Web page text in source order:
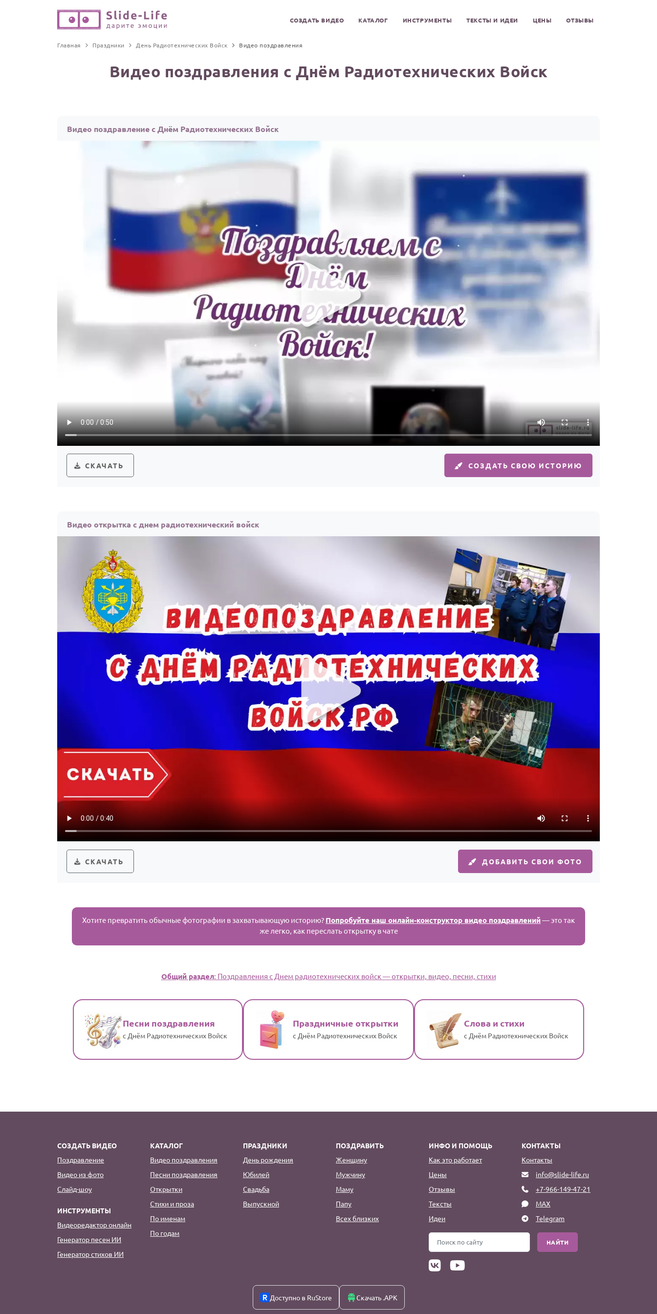
СОЗДАТЬ ВИДЕО КАТАЛОГ ИНСТРУМЕНТЫ ТЕКСТЫ И ИДЕИ ЦЕНЫ ОТЗЫВЫ
Главная Праздники День Радиотехнических Войск Видео поздравления
Видео поздравления с Днём Радиотехнических Войск
Видео поздравление с Днём Радиотехнических Войск
СКАЧАТЬ СОЗДАТЬ СВОЮ ИСТОРИЮ
Видео открытка с днем радиотехнический войск
СКАЧАТЬ ДОБАВИТЬ СВОИ ФОТО
Хотите превратить обычные фотографии в захватывающую историю? Попробуйте наш онлайн-конструктор видео поздравлений— это так
же легко, как переслать открытку в чате
Общий раздел: Поздравления с Днем радиотехнических войск — открытки, видео, песни, стихи
Песни поздравления
с Днём Радиотехнических Войск
Праздничные открытки
с Днём Радиотехнических Войск
Слова и стихи
с Днём Радиотехнических Войск
СОЗДАТЬ ВИДЕО
Поздравление
Видео из фото
Слайд-шоу
ИНСТРУМЕНТЫ
Видеоредактор онлайн
Генератор песен ИИ
Генератор стихов ИИ
КАТАЛОГ
Видео поздравления
Песни поздравления
Открытки
Стихи и проза
По именам
По годам
ПРАЗДНИКИ
День рождения
Юбилей
Свадьба
Выпускной
ПОЗДРАВИТЬ
Женщину
Мужчину
Маму
Папу
Всех близких
ИНФО И ПОМОЩЬ
Как это работает
Цены
Отзывы
Тексты
Идеи
КОНТАКТЫ
Контакты
info@slide-life.ru
+7-966-149-47-21
MAX
Telegram
НАЙТИ
Доступно в RuStore Скачать .APK